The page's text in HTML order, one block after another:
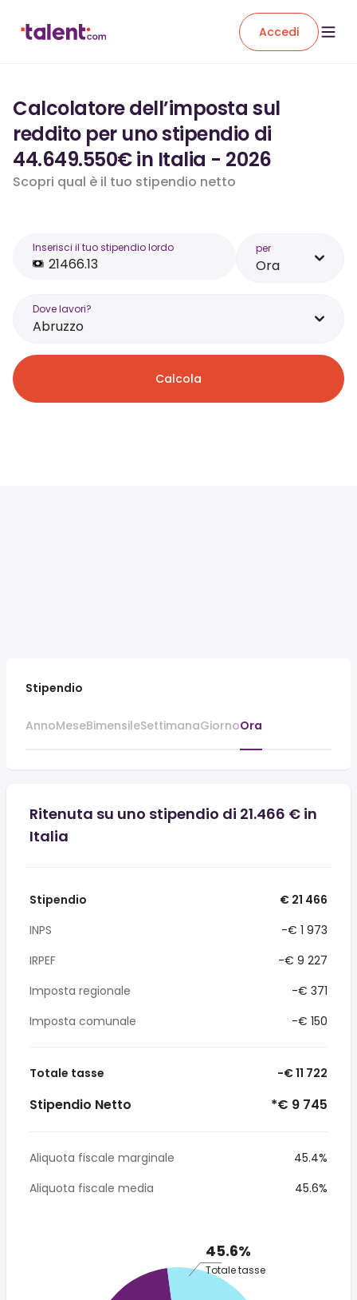
Accedi
Calcolatore dell’imposta sul
reddito per uno stipendio di
44.649.550€ in Italia - 2026
Scopri qual è il tuo stipendio netto
Inserisci il tuo stipendio lordo per
Ora
Dove lavori?
Abruzzo
Calcola
Stipendio
AnnoMeseBimensileSettimanaGiornoOra
Ritenuta su uno stipendio di 21.466 € in
Italia
Stipendio
€ 21 466
INPS
-€ 1 973
IRPEF
-€ 9 227
Imposta regionale
-€ 371
Imposta comunale
-€ 150
Totale tasse -€ 11 722
Stipendio Netto *€ 9 745
Aliquota fiscale marginale
45.4%
Aliquota fiscale media
45.6%
45.6%
Totale tasse